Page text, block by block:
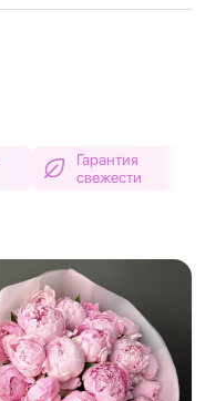
Гарантия
свежести